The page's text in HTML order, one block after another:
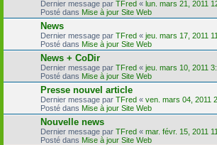
Dernier message par TFred « lun. mars 21, 2011
Posté dans Mise à jour Site Web
News
Dernier message par TFred « jeu. mars 17, 2011
Posté dans Mise à jour Site Web
News + CoDir
Dernier message par TFred « jeu. mars 10, 2011
Posté dans Mise à jour Site Web
Presse nouvel article
Dernier message par TFred « ven. mars 04, 2011
Posté dans Mise à jour Site Web
Nouvelle news
Dernier message par TFred « mar. févr. 15, 2011
Posté dans Mise à jour Site Web